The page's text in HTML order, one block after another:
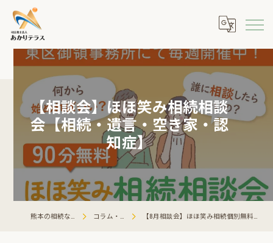
【相談会】ほほ笑み相続相談
会【相続・遺言・空き家・認
知症】
コラム・相談会情報 【8月相談会】ほほ笑み相続個別無料相談会【相続・遺言・空き家・認知症】